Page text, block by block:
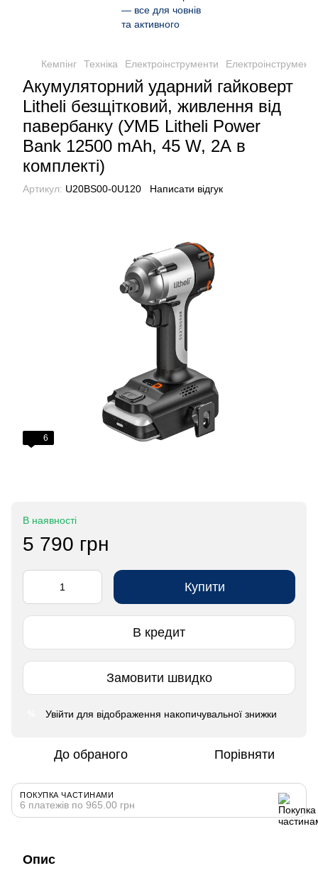
Кемпінг Техніка Електроінструменти
Акумуляторний ударний гайковерт
Litheli безщітковий, живлення від
павербанку (УМБ Litheli Power
Bank 12500 mAh, 45 W, 2А в
комплекті)
Артикул: U20BS00-0U120 Написати відгук
6
В наявності
5 790 грн
Купити
В кредит
Замовити швидко
Увійти для відображення накопичувальної знижки
До обраного Порівняти
ПОКУПКА ЧАСТИНАМИ
6 платежів по 965.00 грн
Опис